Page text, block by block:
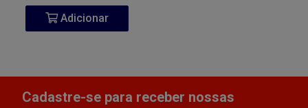
Adicionar
Cadastre-se para receber nossas